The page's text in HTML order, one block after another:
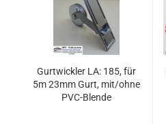
Gurtwickler LA: 185, für
5m 23mm Gurt, mit/ohne
PVC-Blende